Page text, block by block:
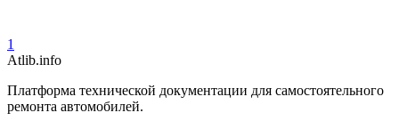
1
Atlib.info
Платформа технической документации для самостоятельного
ремонта автомобилей.